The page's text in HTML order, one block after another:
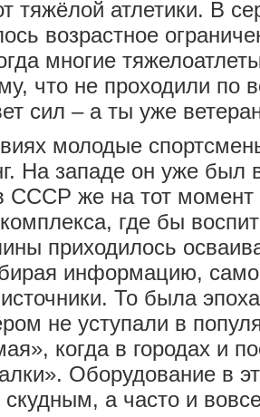
тяжёлой атлетики. В
возрастное
многие
что не проходили по
сил ‒ а ты уже
молодые
На западе он уже был
СССР же на тот момент
комплекса, где бы
приходилось
информацию,
То была
не уступали в
когда в городах и
Оборудование в
а часто и